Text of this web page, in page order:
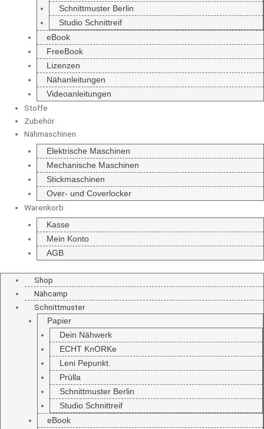
Schnittmuster Berlin
Studio Schnittreif
eBook
FreeBook
Lizenzen
Nähanleitungen
Videoanleitungen
Stoffe
Zubehör
Nähmaschinen
Elektrische Maschinen
Mechanische Maschinen
Stickmaschinen
Over- und Coverlocker
Warenkorb
Kasse
Mein Konto
AGB
Shop
Nähcamp
Schnittmuster
Papier
Dein Nähwerk
ECHT KnORKe
Leni Pepunkt.
Prülla
Schnittmuster Berlin
Studio Schnittreif
eBook